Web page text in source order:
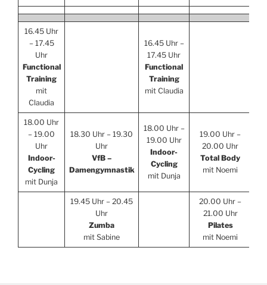
16.45 Uhr
– 17.45
Uhr
Functional
Training
mit
Claudia
16.45 Uhr –
17.45 Uhr
Functional
Training
mit Claudia
18.00 Uhr
– 19.00
Uhr
Indoor-
Cycling
mit Dunja
18.30 Uhr – 19.30
Uhr
VfB –
Damengymnastik
18.00 Uhr –
19.00 Uhr
Indoor-
Cycling
mit Dunja
19.00 Uhr –
20.00 Uhr
Total Body
mit Noemi
19.45 Uhr – 20.45
Uhr
Zumba
mit Sabine
20.00 Uhr –
21.00 Uhr
Pilates
mit Noemi